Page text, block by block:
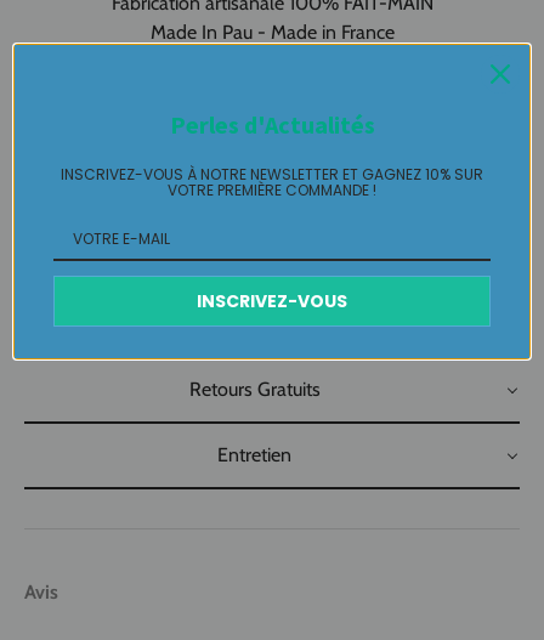
Made In Pau - Made in France
pour vous !!!!
Dormeuse en pièce unique LABELLE IKEYA :du jamais vu, jamais
Plaisir de Créer, Désir de Plaire !
Livraison
Retours Gratuits
Entretien
Avis
Perles d'Actualités
INSCRIVEZ-VOUS À NOTRE NEWSLETTER ET GAGNEZ 10% SUR
VOTRE PREMIÈRE COMMANDE !
INSCRIVEZ-VOUS